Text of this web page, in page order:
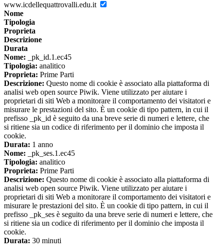
www.icdellequattrovalli.edu.it
Nome
Tipologia
Proprieta
Descrizione
Durata
Nome: _pk_id.1.ec45
Tipologia: analitico
Proprieta: Prime Parti
Descrizione: Questo nome di cookie è associato alla piattaforma di
analisi web open source Piwik. Viene utilizzato per aiutare i
proprietari di siti Web a monitorare il comportamento dei visitatori e
misurare le prestazioni del sito. È un cookie di tipo pattern, in cui il
prefisso _pk_id è seguito da una breve serie di numeri e lettere, che
si ritiene sia un codice di riferimento per il dominio che imposta il
cookie.
Durata: 1 anno
Nome: _pk_ses.1.ec45
Tipologia: analitico
Proprieta: Prime Parti
Descrizione: Questo nome di cookie è associato alla piattaforma di
analisi web open source Piwik. Viene utilizzato per aiutare i
proprietari di siti Web a monitorare il comportamento dei visitatori e
misurare le prestazioni del sito. È un cookie di tipo pattern, in cui il
prefisso _pk_ses è seguito da una breve serie di numeri e lettere, che
si ritiene sia un codice di riferimento per il dominio che imposta il
cookie.
Durata: 30 minuti